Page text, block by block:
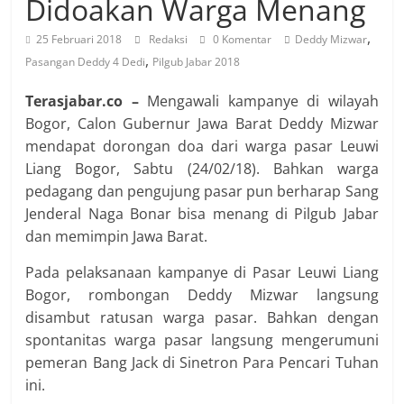
Didoakan Warga Menang
25 Februari 2018 Redaksi 0 Komentar Deddy Mizwar,
Pasangan Deddy 4 Dedi, Pilgub Jabar 2018
Terasjabar.co – Mengawali kampanye di wilayah
Bogor, Calon Gubernur Jawa Barat Deddy Mizwar
mendapat dorongan doa dari warga pasar Leuwi
Liang Bogor, Sabtu (24/02/18). Bahkan warga
pedagang dan pengujung pasar pun berharap Sang
Jenderal Naga Bonar bisa menang di Pilgub Jabar
dan memimpin Jawa Barat.
Pada pelaksanaan kampanye di Pasar Leuwi Liang
Bogor, rombongan Deddy Mizwar langsung
disambut ratusan warga pasar. Bahkan dengan
spontanitas warga pasar langsung mengerumuni
pemeran Bang Jack di Sinetron Para Pencari Tuhan
ini.